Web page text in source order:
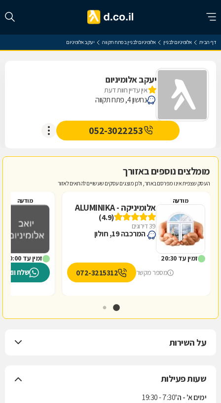
דף הבית אלומיניום לבניין אלומיניום לבניין בפתח תקווה יעקב אלומיניום
יעקב אלומיניום
אין עדיין חוות דעת
נחשון 4, פתח תקווה
052-3022253
מומלצים נוספים באזורך
העסק שצפית אינו מפרסם באתר, ולכן מוצגים עסקים שעשויים להתאים לאזור
מודעה
אלומיניקה - ALUMINIKA
(4.9)
39 דירוגים
המרכבה 19, חולון
זמין עד 20:30
מספר מקשר
072-3215312
מודעה
זמין עד 20:00
שלח
על השירות
שעות פעילות
ימים א' - ה'7:30 - 19:30